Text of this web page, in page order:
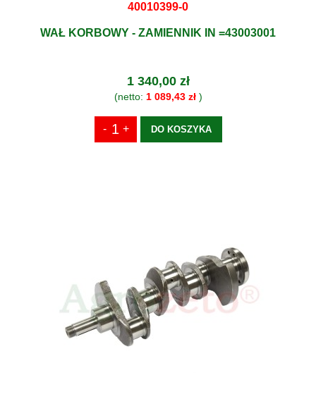
40010399-0
WAŁ KORBOWY - ZAMIENNIK IN =43003001
1 340,00 zł
(netto: 1 089,43 zł)
DO KOSZYKA